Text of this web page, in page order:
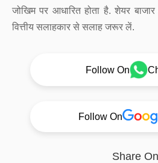
जोखिम पर आधारित होता है. शेयर
वित्तीय सलाहकार से सलाह जरूर लें.
Follow On
Follow On
Share On